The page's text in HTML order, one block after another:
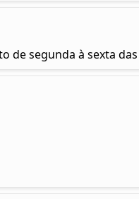
de segunda à sexta das